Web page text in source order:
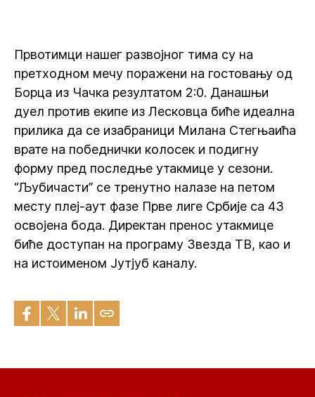
Првотимци нашег развојног тима су на
претходном мечу поражени на гостовању од
Борца из Чачка резултатом 2:0. Данашњи
дуел против екипе из Лесковца биће идеална
прилика да се изабраници Милана Стегњаића
врате на победнички колосек и подигну
форму пред последње утакмице у сезони.
“Љубичасти” се тренутно налазе на петом
месту плеј-аут фазе Прве лиге Србије са 43
освојена бода. Директан пренос утакмице
биће доступан на програму Звезда ТВ, као и
на истоименом Јутјуб каналу.